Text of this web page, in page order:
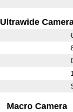
Ultrawide
Macro Camera